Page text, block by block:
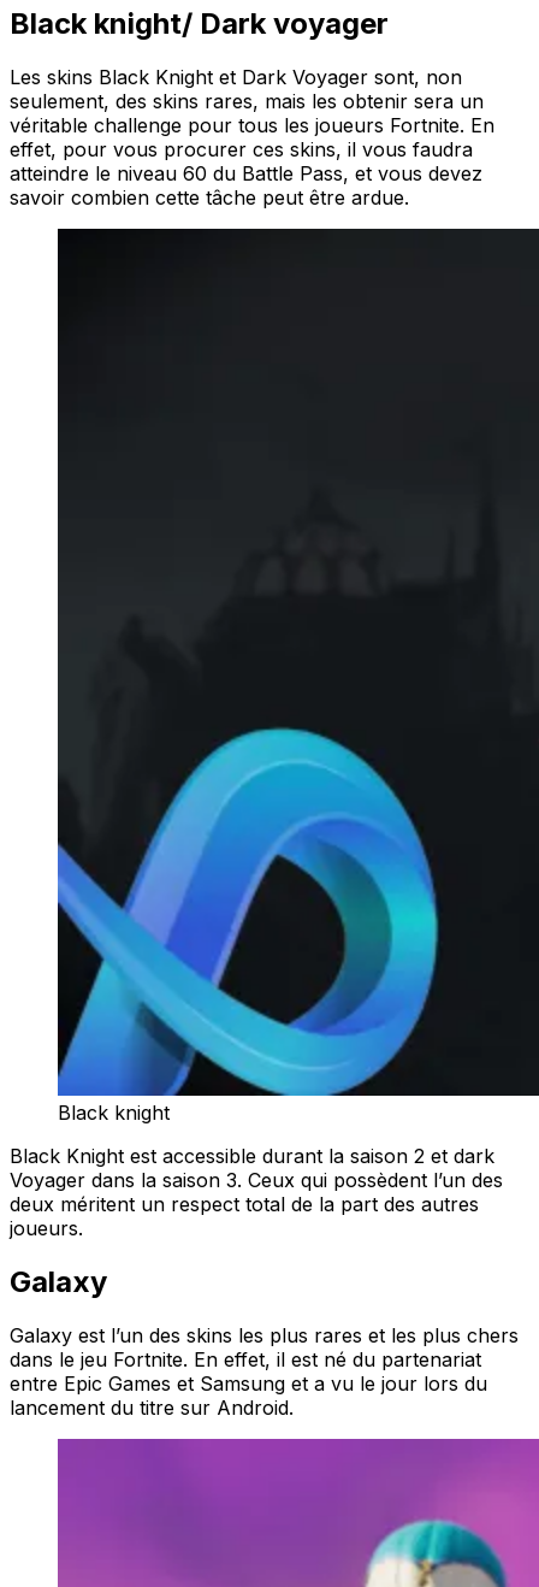
Black knight/ Dark voyager
Les skins Black Knight et Dark Voyager sont, non
seulement, des skins rares, mais les obtenir sera un
véritable challenge pour tous les joueurs Fortnite. En
effet, pour vous procurer ces skins, il vous faudra
atteindre le niveau 60 du Battle Pass, et vous devez
savoir combien cette tâche peut être ardue.
Black knight
Black Knight est accessible durant la saison 2 et dark
Voyager dans la saison 3. Ceux qui possèdent l’un des
deux méritent un respect total de la part des autres
joueurs.
Galaxy
Galaxy est l’un des skins les plus rares et les plus chers
dans le jeu Fortnite. En effet, il est né du partenariat
entre Epic Games et Samsung et a vu le jour lors du
lancement du titre sur Android.